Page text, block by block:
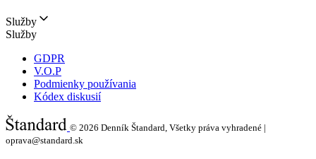
Služby
Služby
GDPR
V.O.P
Podmienky používania
Kódex diskusií
© 2026 Denník Štandard, Všetky práva vyhradené |
oprava@standard.sk